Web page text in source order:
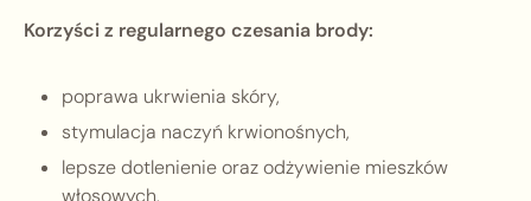
Korzyści z regularnego czesania brody:
poprawa ukrwienia skóry,
stymulacja naczyń krwionośnych,
lepsze dotlenienie oraz odżywienie mieszków
włosowych,